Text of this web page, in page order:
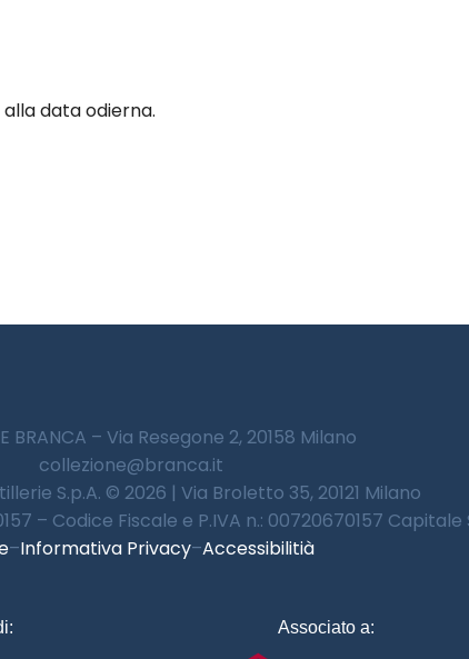
data odierna.
BRANCA – Via Resegone 2, 20158 Milano
collezione@branca.it
S.p.A. © 2026 | Via Broletto 35, 20121 Milano
– Codice Fiscale e P.IVA n.: 00720670157 Capitale
–Informativa Privacy–Accessibilitià
Associato a: